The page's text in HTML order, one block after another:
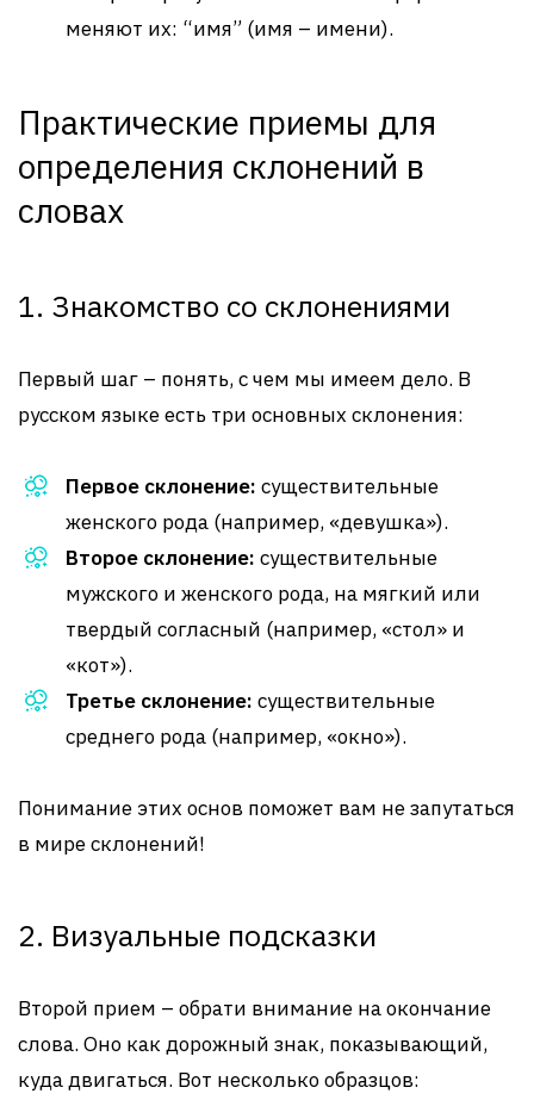
меняют их: “имя” (имя – имени).
Практические приемы для
определения склонений в
словах
1. Знакомство со склонениями
Первый шаг – понять, с чем мы имеем дело. В
русском языке есть три основных склонения:
Первое склонение: существительные
женского рода (например, «девушка»).
Второе склонение: существительные
мужского и женского рода, на мягкий или
твердый согласный (например, «стол» и
«кот»).
Третье склонение: существительные
среднего рода (например, «окно»).
Понимание этих основ поможет вам не запутаться
в мире склонений!
2. Визуальные подсказки
Второй прием – обрати внимание на окончание
слова. Оно как дорожный знак, показывающий,
куда двигаться. Вот несколько образцов: